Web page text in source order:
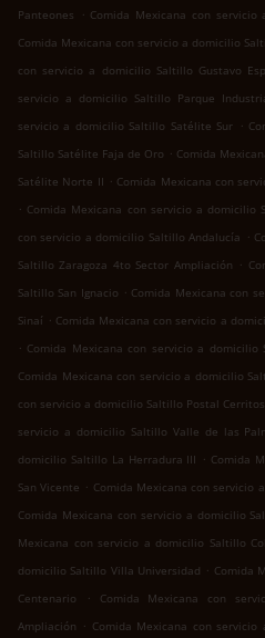
Panteones
. Comida Mexicana con
Comida Mexicana con servicio a domicilio
con servicio a domicilio Saltillo Gustavo
servicio a domicilio Saltillo Parque
servicio a domicilio Saltillo Satélite Sur .
Saltillo Satélite Faja de Oro . Comida
Satélite Norte II . Comida Mexicana con
. Comida Mexicana con servicio a domicilio
con servicio a domicilio Saltillo Andalucía .
Saltillo Zaragoza 4to Sector Ampliación .
Saltillo San Ignacio . Comida Mexicana con
Sinaí . Comida Mexicana con servicio a
. Comida Mexicana con servicio a
Comida Mexicana con servicio a domicilio
con servicio a domicilio Saltillo Postal
servicio a domicilio Saltillo Valle de las
domicilio Saltillo La Herradura III . Comida
San Vicente . Comida Mexicana con servicio
Comida Mexicana con servicio a domicilio
Mexicana con servicio a domicilio Saltillo
domicilio Saltillo Villa Universidad . Comida
Centenario
.
Comida Mexicana con
Ampliación . Comida Mexicana con